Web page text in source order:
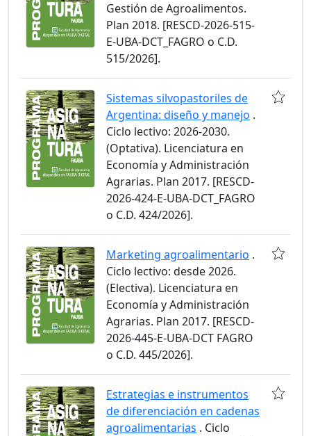
Gestión de Agroalimentos.
Plan 2018. [RESCD-2026-515-
E-UBA-DCT_FAGRO o C.D.
515/2026].
Sistemas silvopastoriles de
Argentina: diseño y manejo .
Ciclo lectivo: 2026-2030.
(Optativa). Licenciatura en
Economía y Administración
Agrarias. Plan 2017. [RESCD-
2026-424-E-UBA-DCT_FAGRO
o C.D. 424/2026].
Marketing agroalimentario .
Ciclo lectivo: desde 2026.
(Electiva). Licenciatura en
Economía y Administración
Agrarias. Plan 2017. [RESCD-
2026-445-E-UBA-DCT FAGRO
o C.D. 445/2026].
Estrategias e instrumentos
de diferenciación en cadenas
agroalimentarias . Ciclo